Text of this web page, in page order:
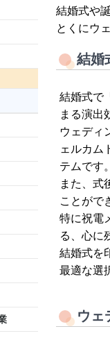
結婚式や
とくにウ
結婚
結婚式で
まる演出
ウェディ
ェルカム
テムです。
また、式
ことがで
特に祝電
る、心に
結婚式を
最適な選
ウェ